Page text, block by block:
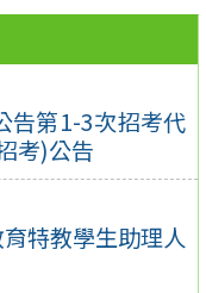
告第1-3次招考代
考)公告
特教學生助理人